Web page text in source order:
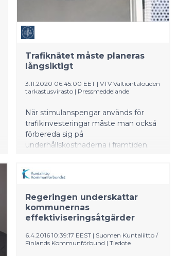
Trafiknätet måste planeras
långsiktigt
3.11.2020 06:45:00 EET | VTV Valtiontalouden
tarkastusvirasto | Pressmeddelande
När stimulanspengar används för
trafikinvesteringar måste man också
förbereda sig på
underhållskostnaderna i framtiden.
Regeringen underskattar
kommunernas
effektiviseringsåtgärder
6.4.2016 10:39:17 EEST | Suomen Kuntaliitto /
Finlands Kommunförbund | Tiedote